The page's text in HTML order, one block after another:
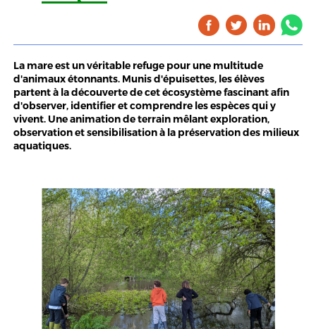
La mare est un véritable refuge pour une multitude
d'animaux étonnants. Munis d'épuisettes, les élèves
partent à la découverte de cet écosystème fascinant afin
d'observer, identifier et comprendre les espèces qui y
vivent. Une animation de terrain mêlant exploration,
observation et sensibilisation à la préservation des milieux
aquatiques.